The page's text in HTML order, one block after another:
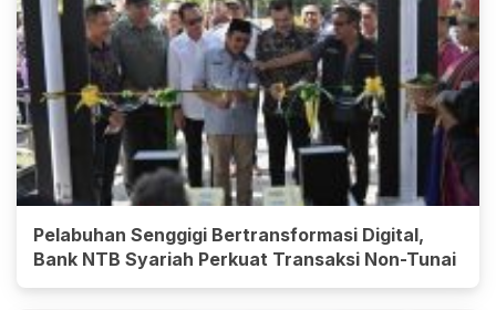
Pelabuhan Senggigi Bertransformasi Digital,
Bank NTB Syariah Perkuat Transaksi Non-Tunai